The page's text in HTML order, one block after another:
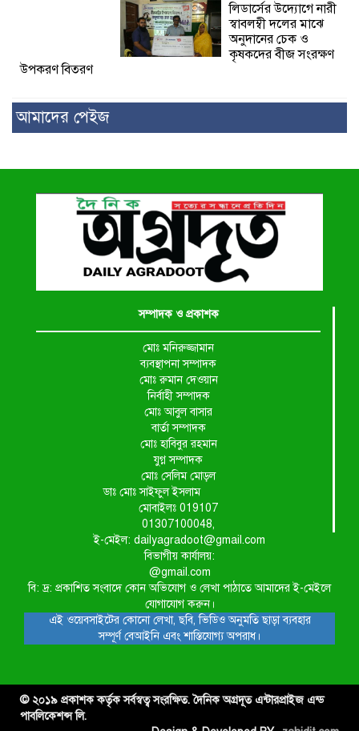
লিডার্সের উদ্যোগে নারী
স্বাবলম্বী দলের মাঝে
অনুদানের চেক ও
কৃষকদের বীজ সংরক্ষণ
উপকরণ বিতরণ
আমাদের পেইজ
সম্পাদক ও প্রকাশক
মোঃ মনিরুজ্জামান
ব্যবস্থাপনা সম্পাদক
মোঃ রুমান দেওয়ান
নির্বাহী সম্পাদক
মোঃ আবুল বাসার
বার্তা সম্পাদক
মোঃ হাবিবুর রহমান
যুগ্ন সম্পাদক
মোঃ সেলিম মোড়ল
ডাঃ মোঃ সাইফুল ইসলাম
মোবাইলঃ 019107
01307100048,
ই-মেইল: dailyagradoot@gmail.com
বিভাগীয় কার্যালয়:
@gmail.com
বি: দ্র: প্রকাশিত সংবাদে কোন অভিযোগ ও লেখা পাঠাতে আমাদের ই-মেইলে
যোগাযোগ করুন।
এই ওয়েবসাইটের কোনো লেখা, ছবি, ভিডিও অনুমতি ছাড়া ব্যবহার
সম্পূর্ণ বেআইনি এবং শাস্তিযোগ্য অপরাধ।
© ২০১৯ প্রকাশক কর্তৃক সর্বস্বত্ব সংরক্ষিত. দৈনিক অগ্রদূত এন্টারপ্রাইজ এন্ড
পাবলিকেশন্স লি.